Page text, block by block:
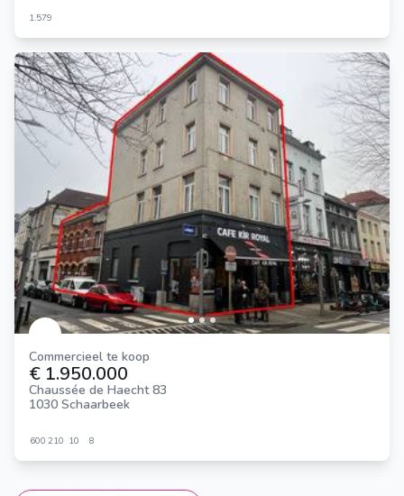
1.579
Commercieel te koop
€ 1.950.000
Chaussée de Haecht 83
1030 Schaarbeek
600 210 10 8